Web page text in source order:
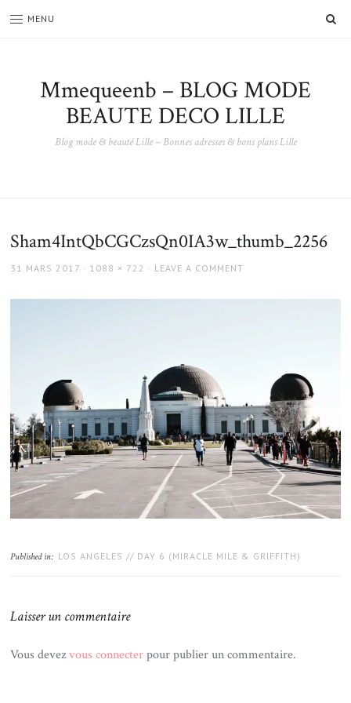
MENU
Mmequeenb – BLOG MODE
BEAUTE DECO LILLE
Blog mode & beauté Lille – Bonnes adresses & bons plans Lille
Sham4IntQbCGCzsQn0IA3w_thumb_2256
POSTED
31 MARS 2017
FULL
1088 × 722 LEAVE A COMMENT
Published in: LOS ANGELES // DAY 6 (MIRACLE MILE & GRIFFITH)
Laisser un commentaire
Vous devezvous connecterpour publier un commentaire.